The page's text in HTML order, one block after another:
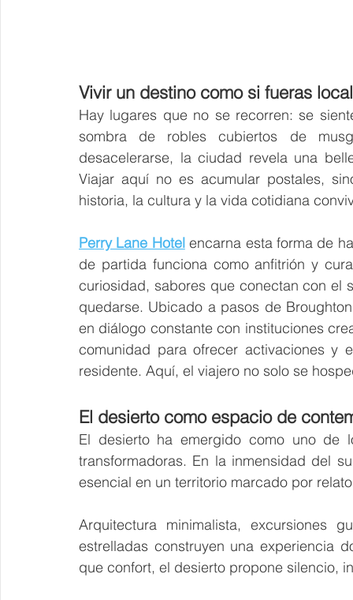
Vivir un destino como si fueras local
Hay lugares que no se recorren: se
sombra de robles cubiertos de
desacelerarse, la ciudad revela una
Viajar aquí no es acumular postales,
historia, la cultura y la vida cotidiana
Perry Lane Hotel encarna esta forma de
de partida funciona como anfitrión y
curiosidad, sabores que conectan con el
quedarse. Ubicado a pasos de
en diálogo constante con instituciones
comunidad para ofrecer activaciones y
residente. Aquí, el viajero no solo se
El desierto como espacio de
El desierto ha emergido como uno de
transformadoras. En la inmensidad del
esencial en un territorio marcado por
Arquitectura minimalista, excursiones
estrelladas construyen una experiencia
que confort, el desierto propone silencio,